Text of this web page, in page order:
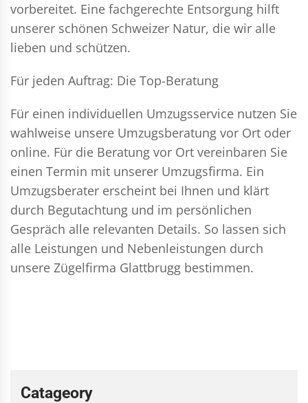
vorbereitet. Eine fachgerechte Entsorgung hilft
unserer schönen Schweizer Natur, die wir alle
lieben und schützen.
Für jeden Auftrag: Die Top-Beratung
Für einen individuellen Umzugsservice nutzen Sie
wahlweise unsere Umzugsberatung vor Ort oder
online. Für die Beratung vor Ort vereinbaren Sie
einen Termin mit unserer Umzugsfirma. Ein
Umzugsberater erscheint bei Ihnen und klärt
durch Begutachtung und im persönlichen
Gespräch alle relevanten Details. So lassen sich
alle Leistungen und Nebenleistungen durch
unsere Zügelfirma Glattbrugg bestimmen.
Catageory